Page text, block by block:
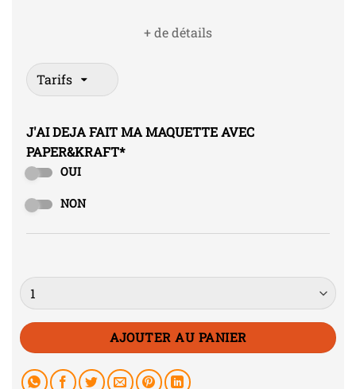
+ de détails
J'AI DEJA FAIT MA MAQUETTE AVEC
PAPER&KRAFT*
OUI
NON
Quantité
AJOUTER AU PANIER